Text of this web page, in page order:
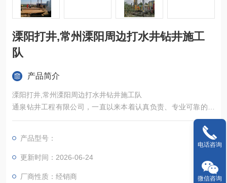
溧阳打井,常州溧阳周边打水井钻井施工
队
产品简介
溧阳打井,常州溧阳周边打水井钻井施工队
通泉钻井工程有限公司，一直以来本着认真负责、专业可靠的态
度服务客户。在打井过程中，我们注重多个方面的细节，从选择
适合打井的地点到打井的流程，全面考虑了各种因素，旨在为客
户提供的打井方案。
产品型号：
更新时间：2026-06-24
厂商性质：经销商
电话咨询
微信咨询